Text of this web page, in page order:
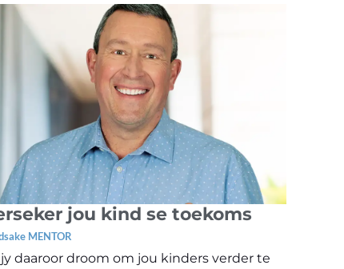
jou kind se toekoms
MENTOR
jy daaroor droom om jou kinders verder te